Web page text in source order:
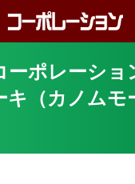
ーポレーショ
（カノムモ